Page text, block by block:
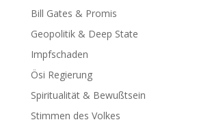
Bill Gates & Promis
Geopolitik & Deep State
Impfschaden
Ösi Regierung
Spiritualität & Bewußtsein
Stimmen des Volkes